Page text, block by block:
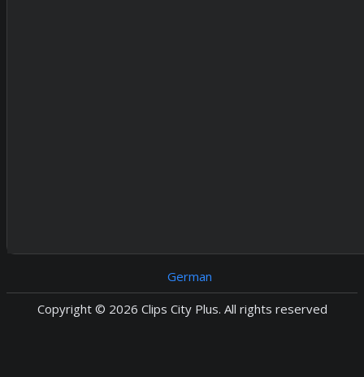
German
Copyright © 2026 Clips City Plus. All rights reserved